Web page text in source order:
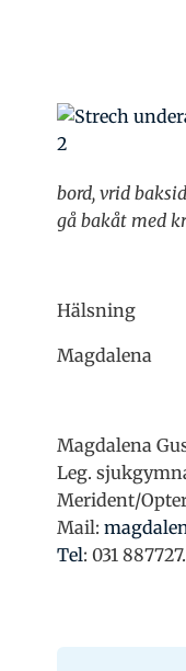
bord, vrid
gå bakåt med
Hälsning
Magdalena
Magdalena
Leg.
Merident/
Mail:
Tel: 031 887727.